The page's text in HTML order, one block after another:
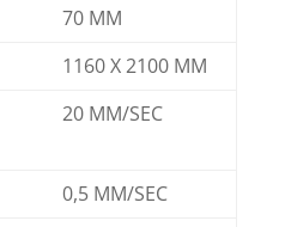
70 MM
1160 X 2100 MM
20 MM/SEC
0,5 MM/SEC